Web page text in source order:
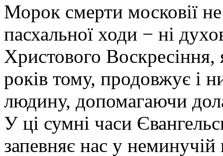
Морок смерти московії
пасхальної ходи − ні
Христового Воскресіння,
років тому, продовжує і
людину, допомагаючи
У ці сумні часи
запевняє нас у неминучій